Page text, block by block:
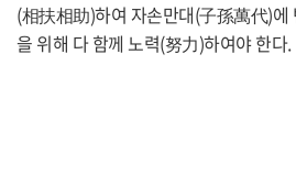
(相扶相助)하여 자손만대(子孫萬代)에
을 위해 다 함께 노력(努力)하여야 한다.